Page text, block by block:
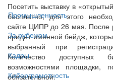
Промышленность
За рубежом
Кадры
Киберграмотность
Посетить выставку в
бесплатно, для этого
сайте ЦИПР до 26 мая. После
придет именной бейдж,
выбранный при
Количество доступных
возможностями площадки,
обязательной.